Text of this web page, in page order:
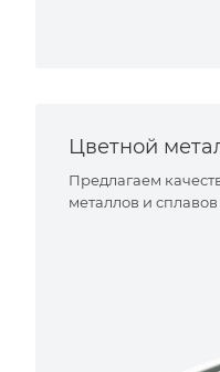
Цветной
Предлагаем
металлов и